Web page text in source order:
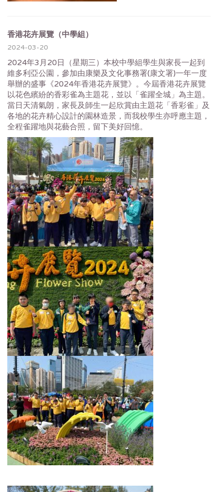
香港花卉展覽（中學組）
2024-03-20
2024年3月20日（星期三）本校中學組學生與家長一起到
維多利亞公園，參加由康樂及文化事務署(康文署)一年一度
舉辦的盛事《2024年香港花卉展覽》。今屆香港花卉展覽
以花色繽紛的香彩雀為主題花，並以「雀躍全城」為主題。
當日天清氣朗，家長及師生一起欣賞由主題花「香彩雀」及
各地的花卉精心設計的園林造景，而我校學生亦呼應主題，
全程雀躍地與花藝合照，留下美好回憶。